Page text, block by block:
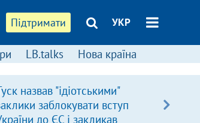
Підтримати УКР
LB.talks Нова країна
назвав "ідіотськими"
заблокувати вступ
до ЄС і закликав